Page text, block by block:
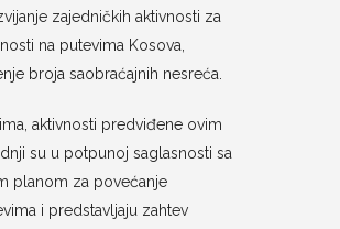
zajedničkih aktivnosti za
na putevima Kosova,
broja saobraćajnih nesreća.
aktivnosti predviđene ovim
su u potpunoj saglasnosti sa
planom za povećanje
i predstavljaju zahtev